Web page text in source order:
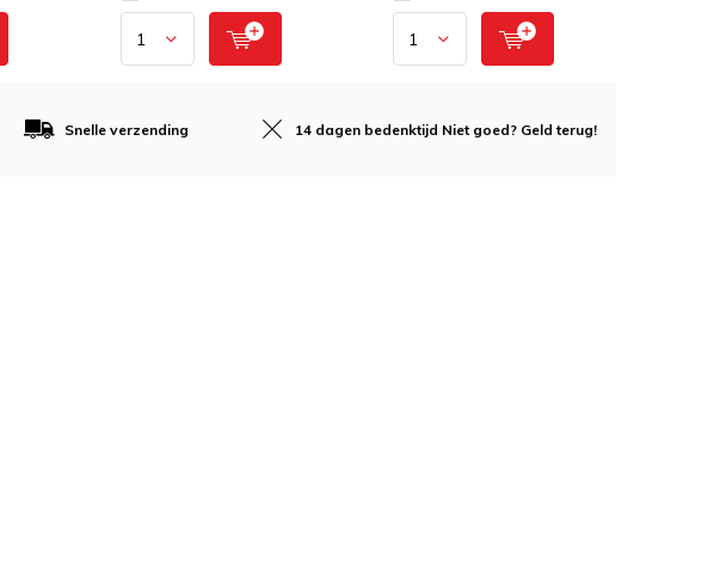
Snelle verzending 14 dagen bedenktijd Niet goed? Geld terug!